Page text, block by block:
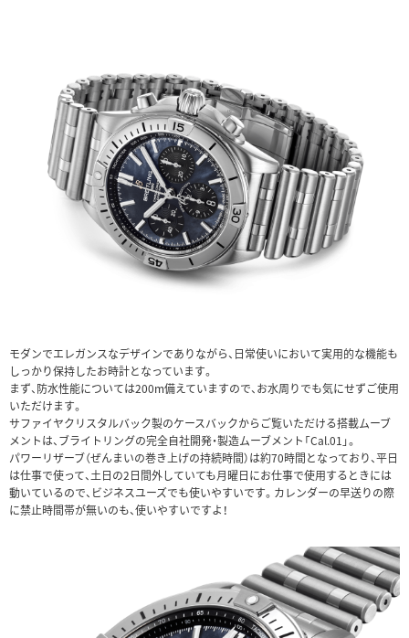
モダンでエレガンスなデザインでありながら、日常使いにおいて実用的な機能も
しっかり保持したお時計となっています。
まず、防水性能については200m備えていますので、お水周りでも気にせずご使用
いただけます。
サファイヤクリスタルバック製のケースバックからご覧いただける搭載ムーブ
メントは、ブライトリングの完全自社開発・製造ムーブメント「Cal.01」。
パワーリザーブ（ぜんまいの巻き上げの持続時間）は約70時間となっており、平日
は仕事で使って、土日の2日間外していても月曜日にお仕事で使用するときには
動いているので、ビジネスユーズでも使いやすいです。カレンダーの早送りの際
に禁止時間帯が無いのも、使いやすいですよ！